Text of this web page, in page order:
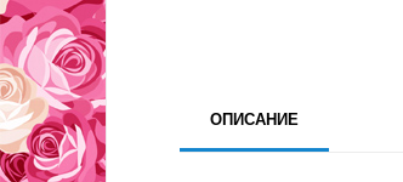
ОПИСАНИЕ